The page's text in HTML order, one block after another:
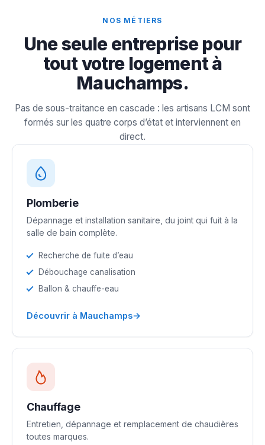
NOS MÉTIERS
Une seule entreprise pour
tout votre logement à
Mauchamps.
Pas de sous-traitance en cascade : les artisans LCM sont
formés sur les quatre corps d’état et interviennent en
direct.
Plomberie
Dépannage et installation sanitaire, du joint qui fuit à la
salle de bain complète.
Recherche de fuite d’eau
Débouchage canalisation
Ballon & chauffe-eau
Découvrir à Mauchamps→
Chauffage
Entretien, dépannage et remplacement de chaudières
toutes marques.